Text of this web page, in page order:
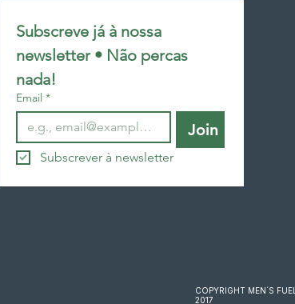
Subscreve já à nossa
newsletter • Não percas
nada!
Email *
Join
Subscrever à newsletter
COPYRIGHT MEN´S FUEL
2017